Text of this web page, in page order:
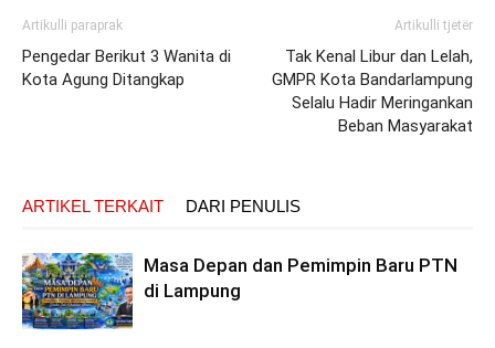
Artikulli paraprak
Pengedar Berikut 3 Wanita di
Kota Agung Ditangkap
Artikulli tjetër
Tak Kenal Libur dan Lelah,
GMPR Kota Bandarlampung
Selalu Hadir Meringankan
Beban Masyarakat
ARTIKEL TERKAIT DARI PENULIS
Masa Depan dan Pemimpin Baru PTN
di Lampung